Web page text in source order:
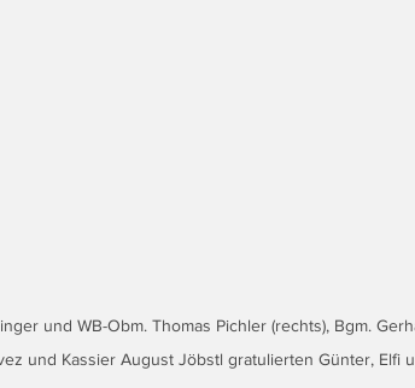
und WB-Obm. Thomas Pichler (rechts), Bgm.
und Kassier August Jöbstl gratulierten Günter, Elfi